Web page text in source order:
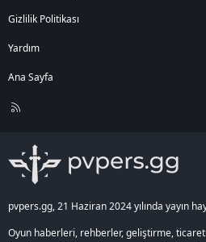
Gizlilik Politikası
Yardım
Ana Sayfa
R
pvpers.gg, 21 Haziran 2024 yılında yayın
Oyun haberleri, rehberler, geliştirme,